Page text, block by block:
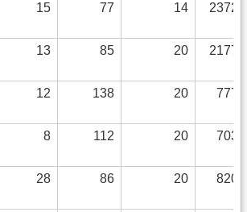
15 77 14 23726
13 85 20 21771
12 138 20 7778
8 112 20 7034
28 86 20 8206